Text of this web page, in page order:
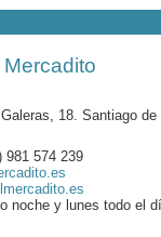
18. Santiago de
981 574 239
noche y lunes todo el